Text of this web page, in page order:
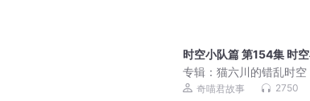
时空小队篇 第154集 时
专辑： 猫六川的错乱时
长故事丨奇喵宇宙
奇喵君故事 2750